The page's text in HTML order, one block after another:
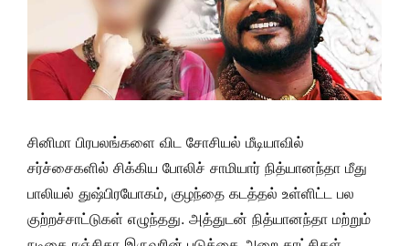
சினிமா பிரபலங்களை விட சோசியல் மீடியாவில்
சர்ச்சைகளில் சிக்கிய போலிச் சாமியார் நித்யானந்தா மீது
பாலியல் துஷ்பிரயோகம், குழந்தை கடத்தல் உள்ளிட்ட பல
குற்றச்சாட்டுகள் எழுந்தது. அத்துடன் நித்யானந்தா மற்றும்